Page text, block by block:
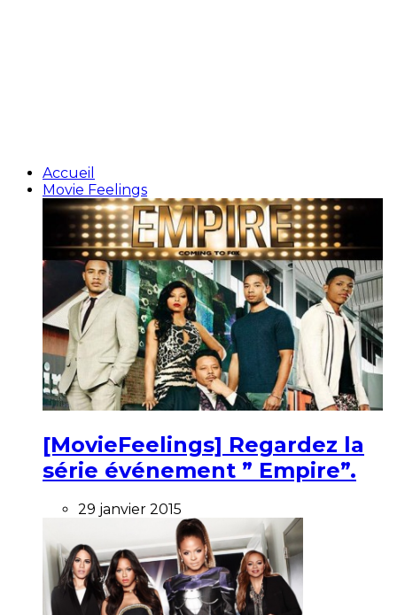
Accueil
Movie Feelings
[MovieFeelings] Regardez la
série événement ” Empire”.
29 janvier 2015